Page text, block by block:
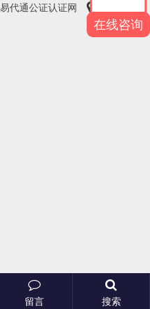
代通公证认证网
留言 搜索
在线咨询